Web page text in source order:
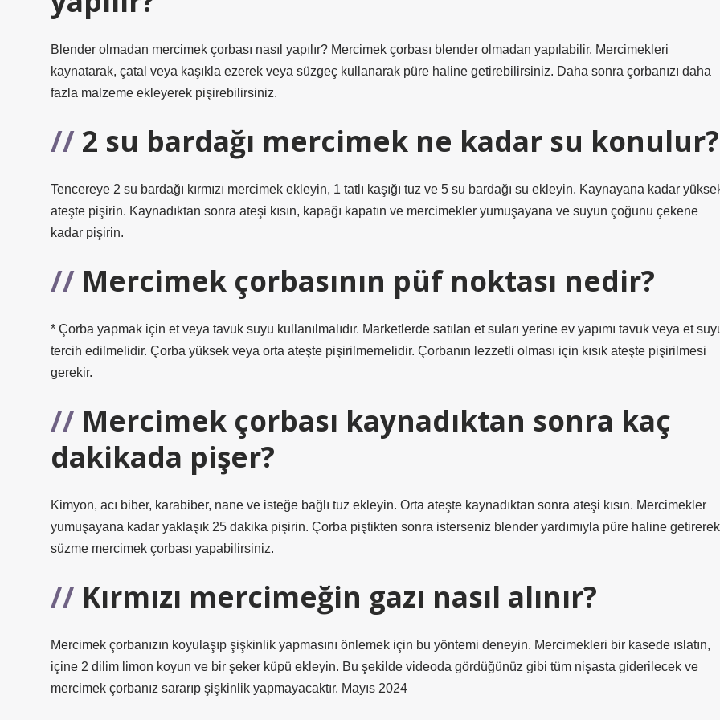
Blender olmadan mercimek çorbası nasıl yapılır? Mercimek çorbası blender olmadan yapılabilir. Mercimekleri
kaynatarak, çatal veya kaşıkla ezerek veya süzgeç kullanarak püre haline getirebilirsiniz. Daha sonra çorbanızı daha
fazla malzeme ekleyerek pişirebilirsiniz.
2 su bardağı mercimek ne kadar su konulur?
Tencereye 2 su bardağı kırmızı mercimek ekleyin, 1 tatlı kaşığı tuz ve 5 su bardağı su ekleyin. Kaynayana kadar
ateşte pişirin. Kaynadıktan sonra ateşi kısın, kapağı kapatın ve mercimekler yumuşayana ve suyun çoğunu çekene
kadar pişirin.
Mercimek çorbasının püf noktası nedir?
* Çorba yapmak için et veya tavuk suyu kullanılmalıdır. Marketlerde satılan et suları yerine ev yapımı tavuk veya et
tercih edilmelidir. Çorba yüksek veya orta ateşte pişirilmemelidir. Çorbanın lezzetli olması için kısık ateşte pişirilmesi
gerekir.
Mercimek çorbası kaynadıktan sonra kaç
dakikada pişer?
Kimyon, acı biber, karabiber, nane ve isteğe bağlı tuz ekleyin. Orta ateşte kaynadıktan sonra ateşi kısın. Mercimekler
yumuşayana kadar yaklaşık 25 dakika pişirin. Çorba piştikten sonra isterseniz blender yardımıyla püre haline getirerek
süzme mercimek çorbası yapabilirsiniz.
Kırmızı mercimeğin gazı nasıl alınır?
Mercimek çorbanızın koyulaşıp şişkinlik yapmasını önlemek için bu yöntemi deneyin. Mercimekleri bir kasede ıslatın,
içine 2 dilim limon koyun ve bir şeker küpü ekleyin. Bu şekilde videoda gördüğünüz gibi tüm nişasta giderilecek ve
mercimek çorbanız sararıp şişkinlik yapmayacaktır. Mayıs 2024